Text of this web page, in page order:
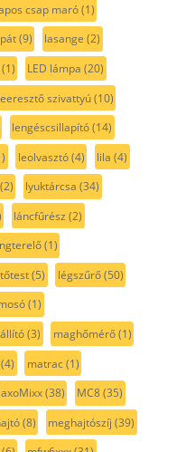
csap maró(1)
(9) lasange (2)
LED lámpa (20)
szivattyú(10)
lengéscsillapító(14)
leolvasztó(4) lila (4)
lyuktárcsa (34)
láncfűrész (2)
(1)
(5) légszűrő(50)
(1)
(3) maghőmérő(1)
(4) matrac(1)
(38) MC8(35)
(8) meghajtószíj (39)